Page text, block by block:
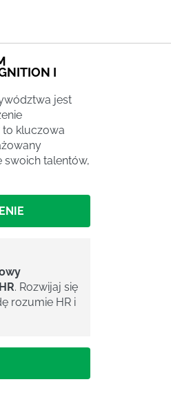
I
jest
kluczowa
swoich talentów,
. Rozwijaj się
rozumie HR i